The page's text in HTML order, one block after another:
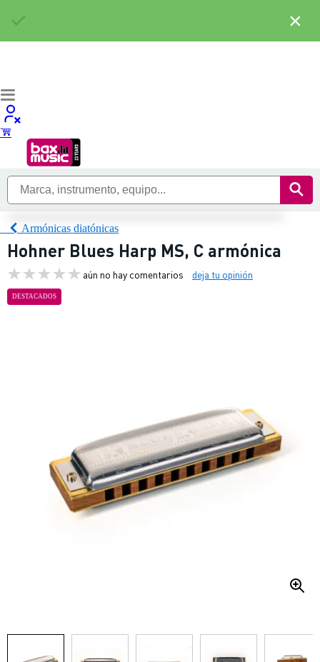
Armónicas diatónicas
Hohner Blues Harp MS, C armónica
aún no hay comentarios deja tu opinión
DESTACADOS
×